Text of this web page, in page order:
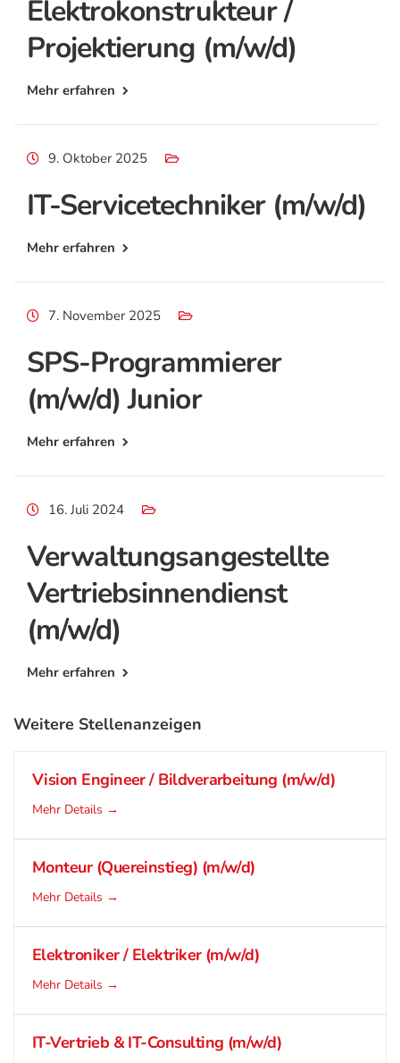
Elektrokonstrukteur /
Projektierung (m/w/d)
Mehr erfahren
9. Oktober 2025
IT-Servicetechniker (m/w/d)
Mehr erfahren
7. November 2025
SPS-Programmierer
(m/w/d) Junior
Mehr erfahren
16. Juli 2024
Verwaltungsangestellte
Vertriebsinnendienst
(m/w/d)
Mehr erfahren
Weitere Stellenanzeigen
Vision Engineer / Bildverarbeitung (m/w/d)
Mehr Details
Monteur (Quereinstieg) (m/w/d)
Mehr Details
Elektroniker / Elektriker (m/w/d)
Mehr Details
IT-Vertrieb & IT-Consulting (m/w/d)